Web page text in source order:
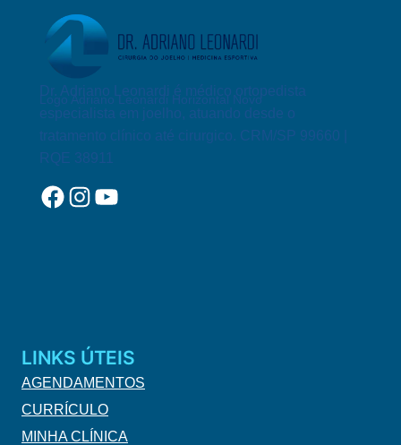
Logo Adriano Leonardi Horizontal Novo
Dr. Adriano Leonardi é médico ortopedista
especialista em joelho, atuando desde o
tratamento clínico até cirurgico. CRM/SP 99660 |
RQE 38911
Facebook
Instagram
YouTube
LINKS ÚTEIS
AGENDAMENTOS
CURRÍCULO
MINHA CLÍNICA